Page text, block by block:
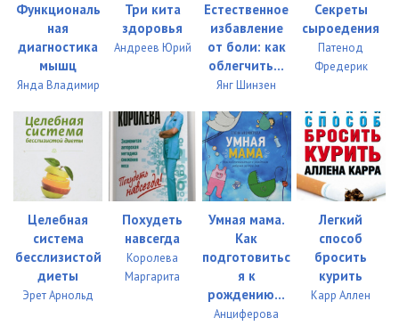
Функциональ
ная
диагностика
мышц
Янда Владимир
Три кита
здоровья
Андреев Юрий
Естественное
избавление
от боли: как
облегчить...
Янг Шинзен
Секреты
сыроедения
Патенод
Фредерик
Целебная
система
бесслизистой
диеты
Эрет Арнольд
Похудеть
навсегда
Королева
Маргарита
Умная мама.
Как
подготовитьс
я к
рождению...
Анциферова
Легкий
способ
бросить
курить
Карр Аллен